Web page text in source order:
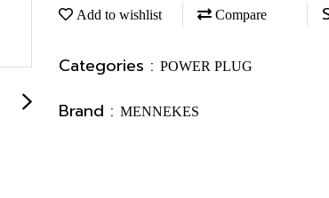
Add to wishlist Compare
Categories : POWER PLUG
Brand : MENNEKES